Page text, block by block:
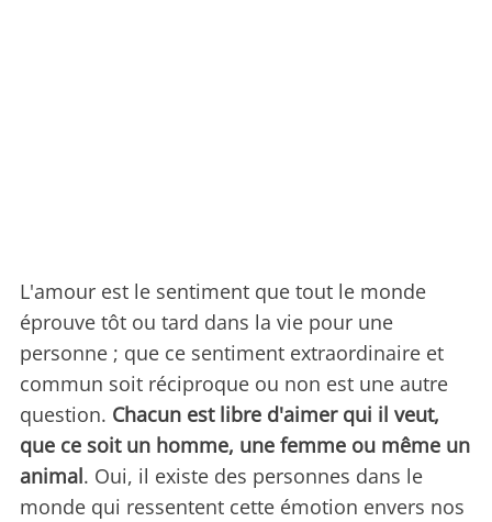
L'amour est le sentiment que tout le monde
éprouve tôt ou tard dans la vie pour une
personne ; que ce sentiment extraordinaire et
commun soit réciproque ou non est une autre
question. Chacun est libre d'aimer qui il veut,
que ce soit un homme, une femme ou même un
animal. Oui, il existe des personnes dans le
monde qui ressentent cette émotion envers nos